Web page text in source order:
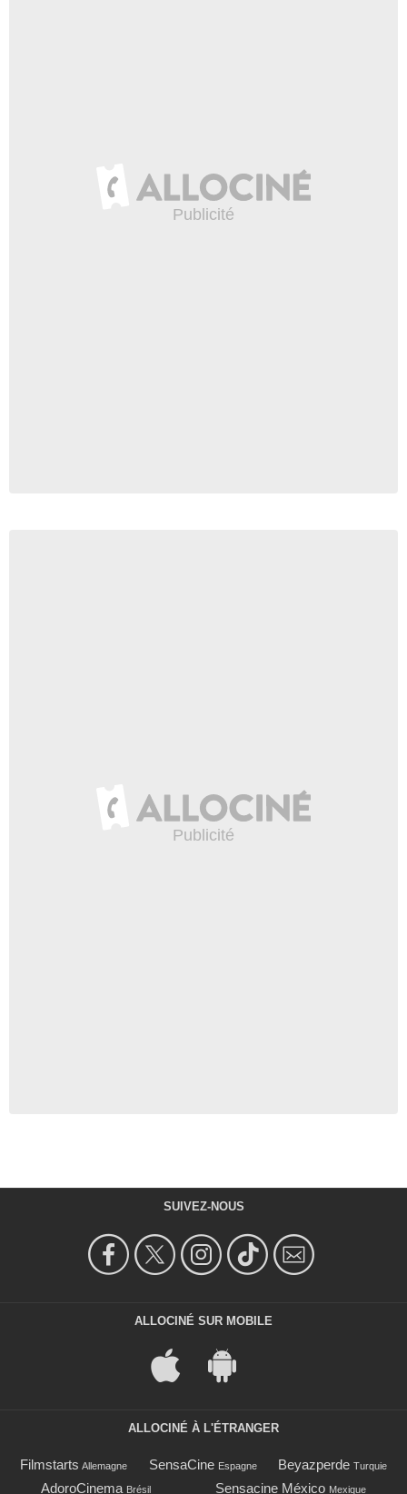
SUIVEZ-NOUS
ALLOCINÉ SUR MOBILE
ALLOCINÉ À L'ÉTRANGER
Filmstarts Allemagne SensaCine Espagne Beyazperde Turquie
AdoroCinema Brésil Sensacine México Mexique